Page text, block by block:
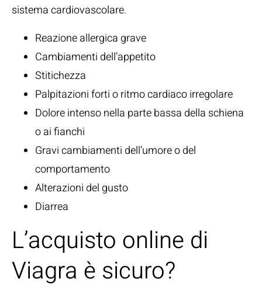
sistema cardiovascolare.
Reazione allergica grave
Cambiamenti dell’appetito
Stitichezza
Palpitazioni forti o ritmo cardiaco irregolare
Dolore intenso nella parte bassa della schiena
o ai fianchi
Gravi cambiamenti dell’umore o del
comportamento
Alterazioni del gusto
Diarrea
L’acquisto online di
Viagra è sicuro?